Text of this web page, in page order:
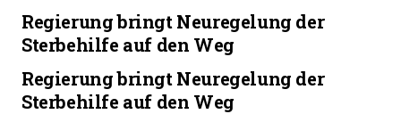
Regierung bringt Neuregelung der
Sterbehilfe auf den Weg
Regierung bringt Neuregelung der
Sterbehilfe auf den Weg